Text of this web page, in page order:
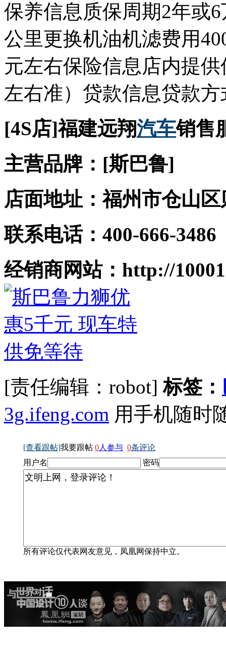
保养信息质保周期2年或
公里更换机油机滤费用
元左右保险信息店内提
左右准）贷款信息贷款
[4S店]福建远翔汽车销售
主营品牌：[斯巴鲁]
店面地址：福州市仓山
联系电话：400-666-3486
经销商网站：http://
[责任编辑：robot]标签：
3g.ifeng.com 用手机随时
[查看跟帖]我要跟帖 0人参与 0条评论
用户名
密码
所有评论仅代表网友意见，凤凰网保持中立。